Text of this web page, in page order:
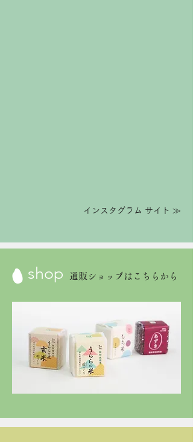
インスタグラム サイト ≫
shop 通販ショップはこちらから